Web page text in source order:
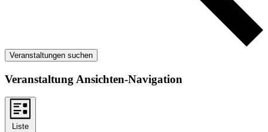
Veranstaltungen suchen
Veranstaltung Ansichten-Navigation
Liste